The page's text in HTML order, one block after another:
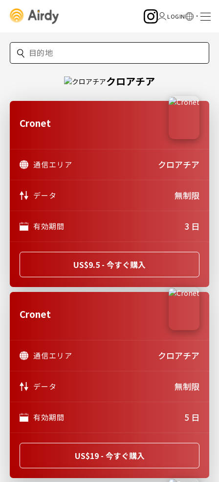
クロアチア
Cronet
通信エリア クロアチア
データ 無制限
有効期間 3 日
US$9.5 - 今すぐ購入
Cronet
通信エリア クロアチア
データ 無制限
有効期間 5 日
US$19 - 今すぐ購入